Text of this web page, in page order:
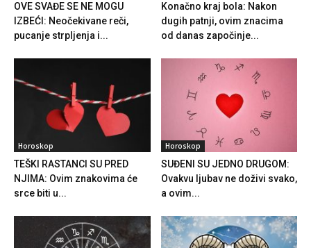
OVE SVAĐE SE NE MOGU
IZBEĆI: Neočekivane reči,
pucanje strpljenja i...
Konačno kraj bola: Nakon
dugih patnji, ovim znacima
od danas započinje...
Horoskop
TEŠKI RASTANCI SU PRED
NJIMA: Ovim znakovima će
srce biti u...
Horoskop
SUĐENI SU JEDNO DRUGOM:
Ovakvu ljubav ne doživi svako,
a ovim...